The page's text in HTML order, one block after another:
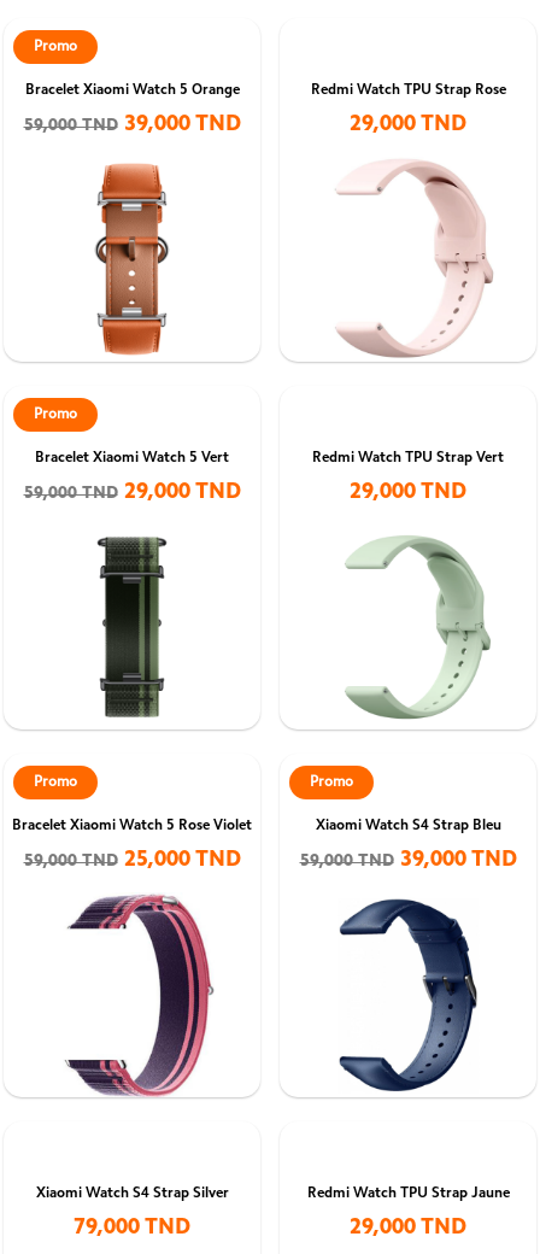
Bracelet Xiaomi Watch 5 Orange
59,000 TND 39,000 TND
Promo
Redmi Watch TPU Strap Rose
29,000 TND
Bracelet Xiaomi Watch 5 Vert
59,000 TND 29,000 TND
Promo
Redmi Watch TPU Strap Vert
29,000 TND
Bracelet Xiaomi Watch 5 Rose Violet
59,000 TND 25,000 TND
Promo
Xiaomi Watch S4 Strap Bleu
59,000 TND 39,000 TND
Promo
Xiaomi Watch S4 Strap Silver
79,000 TND
Redmi Watch TPU Strap Jaune
29,000 TND